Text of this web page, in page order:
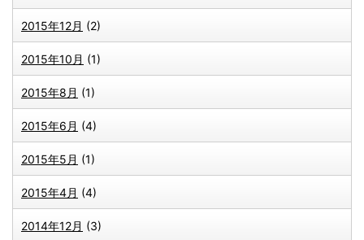
2015年12月 (2)
2015年10月 (1)
2015年8月 (1)
2015年6月 (4)
2015年5月 (1)
2015年4月 (4)
2014年12月 (3)